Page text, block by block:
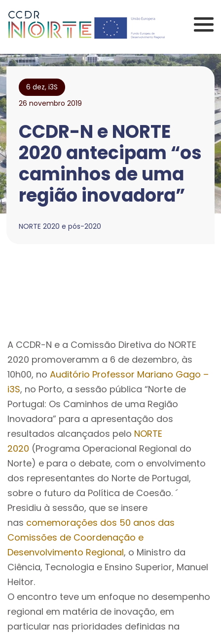
Comissão de
6 dez, i3S
26 novembro 2019
CCDR-N e NORTE
2020 antecipam “os
caminhos de uma
região inovadora”
NORTE 2020 e pós-2020
A CCDR-N e a Comissão Diretiva do NORTE
2020 promoveramm a 6 de dezembro, às
10h00, no Auditório Professor Mariano Gago –
i3S, no Porto, a sessão pública “Norte de
Portugal: Os Caminhos de uma Região
Inovadora” para a apresentação dos
resultados alcançados pelo NORTE
2020 (Programa Operacional Regional do
Norte) e para o debate, com o envolvimento
dos representantes do Norte de Portugal,
sobre o futuro da Política de Coesão. ´
Presidiu à sessão, que se insere
nas comemorações dos 50 anos das
Comissões de Coordenação e
Desenvolvimento Regional, o Ministro da
Ciência, Tecnologia e Ensino Superior, Manuel
Heitor.
O encontro teve um enfoque no desempenho
regional em matéria de inovação, em
particular nas prioridades definidas na